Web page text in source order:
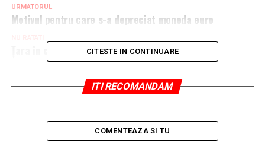
URMATORUL
Motivul pentru care s-a depreciat moneda euro
Țara în care ieftinirile se fac cu ARMATA
CITESTE IN CONTINUARE
ITI RECOMANDAM
COMENTEAZA SI TU